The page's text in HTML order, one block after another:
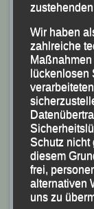
Wir haben
zahlreiche
lückenlosen
Schutz nicht
diesem
frei,
alternativen
uns zu